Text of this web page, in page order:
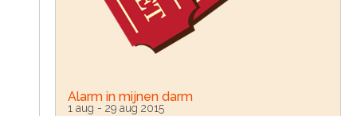
Alarm in mijnen darm
1 aug - 29 aug 2015